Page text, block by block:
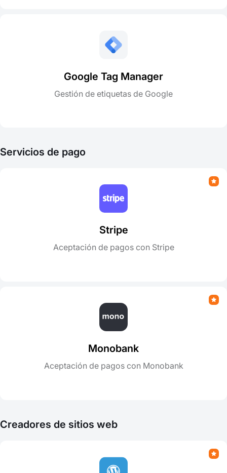
Google Tag Manager
Gestión de etiquetas de Google
Servicios de pago
Stripe
Aceptación de pagos con Stripe
Monobank
Aceptación de pagos con Monobank
Creadores de sitios web